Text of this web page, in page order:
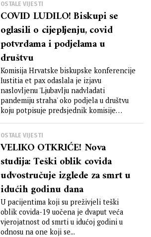
OSTALE VIJESTI
COVID LUDILO! Biskupi se
oglasili o cijepljenju, covid
potvrdama i podjelama u
društvu
Komisija Hrvatske biskupske konferencije
Iustitia et pax odaslala je izjavu
naslovljenu 'Ljubavlju nadvladati
pandemiju straha' oko podjela u društvu
koju potpisuje predsjednik komisije
OSTALE VIJESTI
VELIKO OTKRIĆE! Nova
studija: Teški oblik covida
udvostručuje izglede za smrt u
idućih godinu dana
U pacijentima koji su preživjeli teški
oblik covida-19 uočena je dvaput veća
vjerojatnost od smrti u idućoj godini u
odnosu na one koji se...